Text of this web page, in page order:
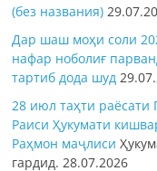
(без названия)
Дар шаш моҳи соли
нафар ноболиғ
тартиб дода шуд
28 июл таҳти раёсати
Раиси Ҳукумати
Раҳмон маҷлиси
гардид.28.07.2026